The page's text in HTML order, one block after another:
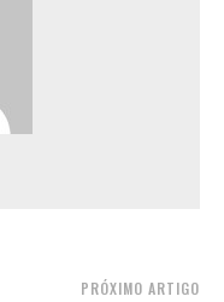
PRÓXIMO ARTIGO